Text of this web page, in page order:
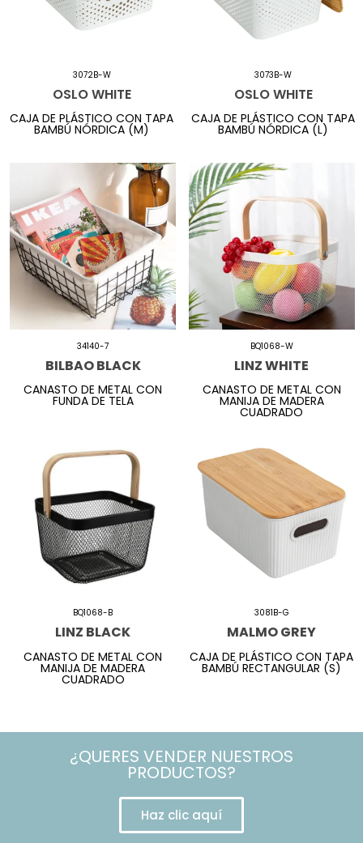
3072B-W
OSLO WHITE
CAJA DE PLÁSTICO CON TAPA
BAMBÚ NÓRDICA (M)
3073B-W
OSLO WHITE
CAJA DE PLÁSTICO CON TAPA
BAMBÚ NÓRDICA (L)
34140-7
BILBAO BLACK
CANASTO DE METAL CON
FUNDA DE TELA
BQ1068-W
LINZ WHITE
CANASTO DE METAL CON
MANIJA DE MADERA
CUADRADO
BQ1068-B
LINZ BLACK
CANASTO DE METAL CON
MANIJA DE MADERA
CUADRADO
3081B-G
MALMO GREY
CAJA DE PLÁSTICO CON TAPA
BAMBÚ RECTANGULAR (S)
¿QUERES VENDER NUESTROS
PRODUCTOS?
Haz clic aquí